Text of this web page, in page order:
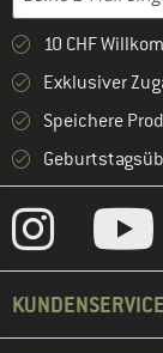
10 CHF
Exklusiver
Speichere
KUNDENSERVICE